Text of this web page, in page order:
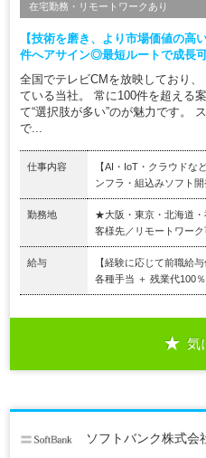
在宅勤務・リモートワークあり
【技術を磨き、より市場価値の高
件へアサイン◎最短ルートで成長可
全国でテレビCMを放映しており
ている当社。 常に100件を超える
て“選択肢が多い”のが魅力です。
で...
仕事内容
【AI・IoT・クラウドな
ンフラ・組込みソフト開
勤務地
★大阪・東京・北海道・
客様先／リモートワーク
給与
【経験に応じて前職給
各種手当 ＋ 残業代100
気
ソフトバンク株式会